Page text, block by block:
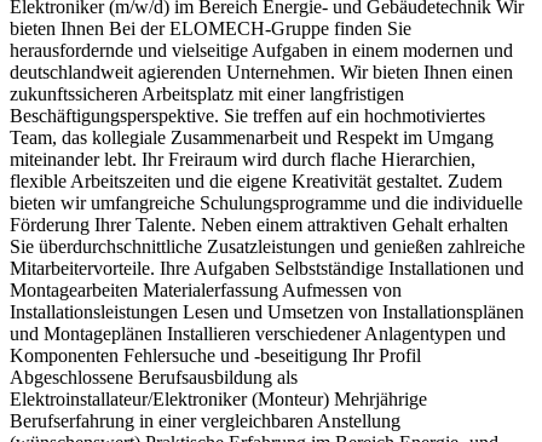
Elektroniker (m/w/d) im Bereich Energie- und Gebäudetechnik Wir
bieten Ihnen Bei der ELOMECH-Gruppe finden Sie
herausfordernde und vielseitige Aufgaben in einem modernen und
deutschlandweit agierenden Unternehmen. Wir bieten Ihnen einen
zukunftssicheren Arbeitsplatz mit einer langfristigen
Beschäftigungsperspektive. Sie treffen auf ein hochmotiviertes
Team, das kollegiale Zusammenarbeit und Respekt im Umgang
miteinander lebt. Ihr Freiraum wird durch flache Hierarchien,
flexible Arbeitszeiten und die eigene Kreativität gestaltet. Zudem
bieten wir umfangreiche Schulungsprogramme und die individuelle
Förderung Ihrer Talente. Neben einem attraktiven Gehalt erhalten
Sie überdurchschnittliche Zusatzleistungen und genießen zahlreiche
Mitarbeitervorteile. Ihre Aufgaben Selbstständige Installationen und
Montagearbeiten Materialerfassung Aufmessen von
Installationsleistungen Lesen und Umsetzen von Installationsplänen
und Montageplänen Installieren verschiedener Anlagentypen und
Komponenten Fehlersuche und -beseitigung Ihr Profil
Abgeschlossene Berufsausbildung als
Elektroinstallateur/Elektroniker (Monteur) Mehrjährige
Berufserfahrung in einer vergleichbaren Anstellung